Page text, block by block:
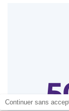
Continuer sans